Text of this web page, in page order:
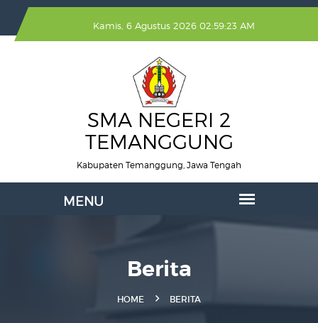
Kamis, 6 Agustus 2026 02:59:23 AM
SMA NEGERI 2
TEMANGGUNG
Kabupaten Temanggung, Jawa Tengah
Berita
HOME BERITA